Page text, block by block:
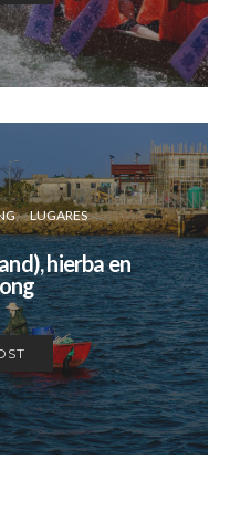
LUGARES
hierba en